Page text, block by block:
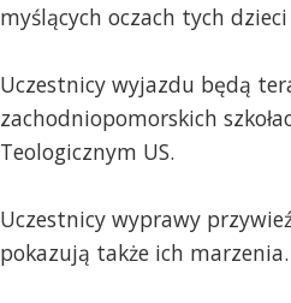
myślących oczach tych
Uczestnicy wyjazdu będą
zachodniopomorskich
Teologicznym US.
Uczestnicy wyprawy
pokazują także ich